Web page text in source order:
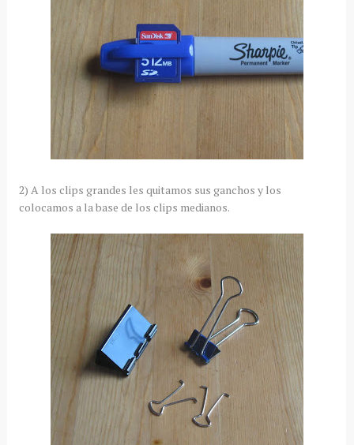
2) A los clips grandes les quitamos sus ganchos y los
colocamos a la base de los clips medianos.